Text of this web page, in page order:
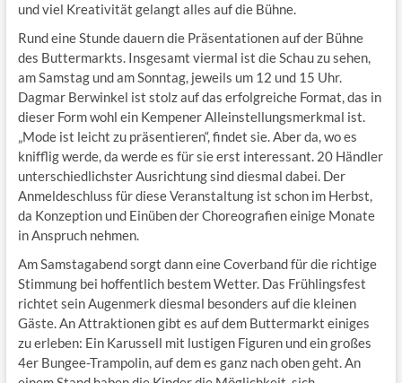
und viel Kreativität gelangt alles auf die Bühne.
Rund eine Stunde dauern die Präsentationen auf der Bühne
des Buttermarkts. Insgesamt viermal ist die Schau zu sehen,
am Samstag und am Sonntag, jeweils um 12 und 15 Uhr.
Dagmar Berwinkel ist stolz auf das erfolgreiche Format, das in
dieser Form wohl ein Kempener Alleinstellungsmerkmal ist.
„Mode ist leicht zu präsentieren“, findet sie. Aber da, wo es
knifflig werde, da werde es für sie erst interessant. 20 Händler
unterschiedlichster Ausrichtung sind diesmal dabei. Der
Anmeldeschluss für diese Veranstaltung ist schon im Herbst,
da Konzeption und Einüben der Choreografien einige Monate
in Anspruch nehmen.
Am Samstagabend sorgt dann eine Coverband für die richtige
Stimmung bei hoffentlich bestem Wetter. Das Frühlingsfest
richtet sein Augenmerk diesmal besonders auf die kleinen
Gäste. An Attraktionen gibt es auf dem Buttermarkt einiges
zu erleben: Ein Karussell mit lustigen Figuren und ein großes
4er Bungee-Trampolin, auf dem es ganz nach oben geht. An